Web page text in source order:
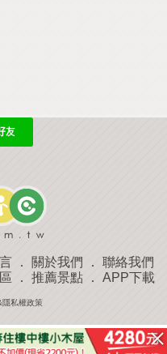
． 關於我們 ． 聯絡我們
． 推薦景點． APP下載
私權政策